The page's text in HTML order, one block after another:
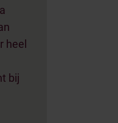
heel
bij